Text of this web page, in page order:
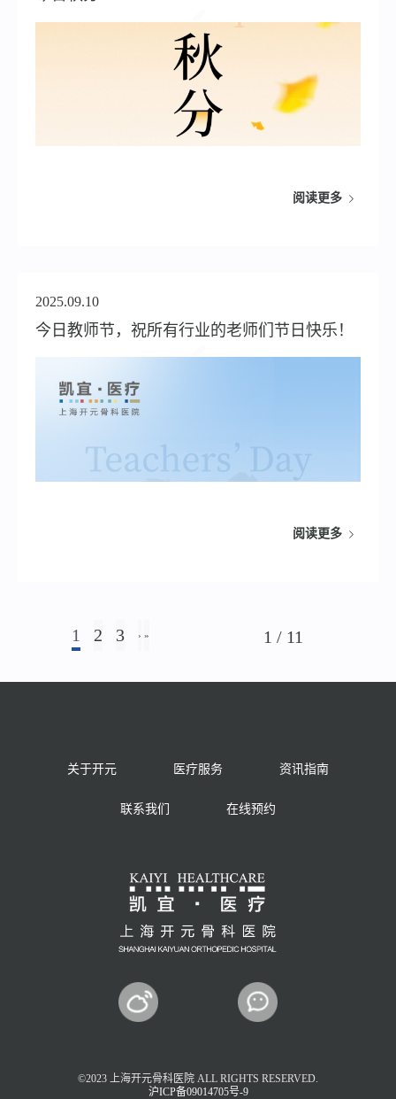
阅读更多
2025.09.10
今日教师节，祝所有行业的老师们节日快乐！
阅读更多
1 / 11
1 2 3 › »
关于开元 医疗服务 资讯指南
联系我们 在线预约
©2023 上海开元骨科医院 ALL RIGHTS RESERVED.
沪ICP备09014705号-9